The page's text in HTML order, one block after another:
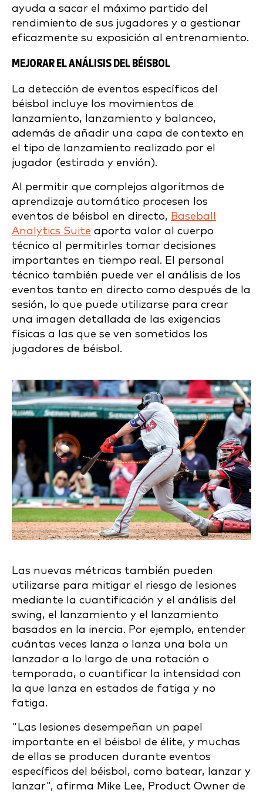
ayuda a sacar el máximo partido del
rendimiento de sus jugadores y a gestionar
eficazmente su exposición al entrenamiento.
MEJORAR EL ANÁLISIS DEL BÉISBOL
La detección de eventos específicos del
béisbol incluye los movimientos de
lanzamiento, lanzamiento y balanceo,
además de añadir una capa de contexto en
el tipo de lanzamiento realizado por el
jugador (estirada y envión).
Al permitir que complejos algoritmos de
aprendizaje automático procesen los
eventos de béisbol en directo, Baseball
Analytics Suite aporta valor al cuerpo
técnico al permitirles tomar decisiones
importantes en tiempo real. El personal
técnico también puede ver el análisis de los
eventos tanto en directo como después de la
sesión, lo que puede utilizarse para crear
una imagen detallada de las exigencias
físicas a las que se ven sometidos los
jugadores de béisbol.
Las nuevas métricas también pueden
utilizarse para mitigar el riesgo de lesiones
mediante la cuantificación y el análisis del
swing, el lanzamiento y el lanzamiento
basados en la inercia. Por ejemplo, entender
cuántas veces lanza o lanza una bola un
lanzador a lo largo de una rotación o
temporada, o cuantificar la intensidad con
la que lanza en estados de fatiga y no
fatiga.
"Las lesiones desempeñan un papel
importante en el béisbol de élite, y muchas
de ellas se producen durante eventos
específicos del béisbol, como batear, lanzar y
lanzar", afirma Mike Lee, Product Owner de